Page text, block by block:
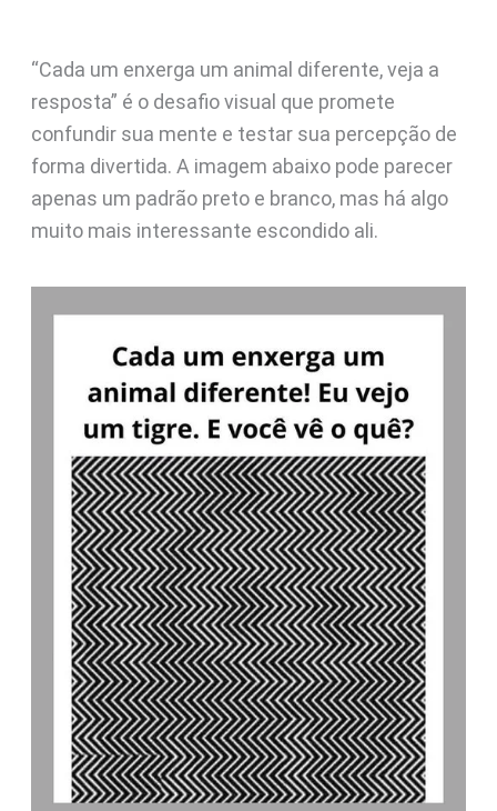
“Cada um enxerga um animal diferente, veja a
resposta” é o desafio visual que promete
confundir sua mente e testar sua percepção de
forma divertida. A imagem abaixo pode parecer
apenas um padrão preto e branco, mas há algo
muito mais interessante escondido ali.